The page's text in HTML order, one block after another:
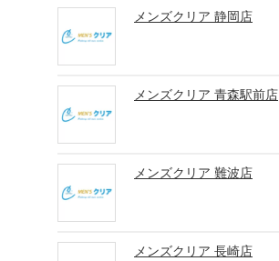
メンズクリア 静岡店
メンズクリア 青森駅前店
メンズクリア 難波店
メンズクリア 長崎店